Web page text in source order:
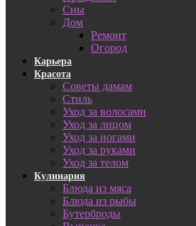
Сны
Дом
Ремонт
Огород
Карьера
Красота
Советы дамам
Стиль
Уход за волосами
Уход за лицом
Уход за ногами
Уход за руками
Уход за телом
Кулинария
Блюда из мяса
Блюда из рыбы
Бутерброды